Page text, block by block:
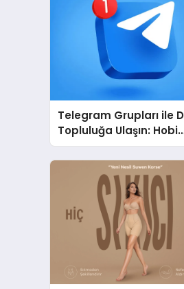
Telegram Grupları ile
Topluluğa Ulaşın: Hobi
Grupları İçin Telegram
Kullanımı